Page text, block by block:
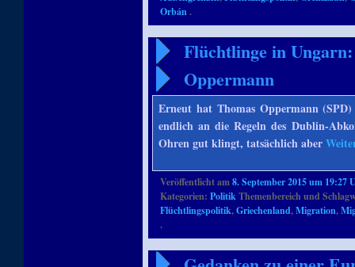
Orbán.
Flüchtlinge in
Oppermann
Erneut hat Thomas Oppermann
endlich an die Regeln des Dublin-
Ohren gut klingt, tatsächlich aber
Veröffentlicht am8. September 2015 um 19:27
Kategorien:PolitikThemenbereich und
Flüchtlingspolitik,Griechenland,Migration,
.